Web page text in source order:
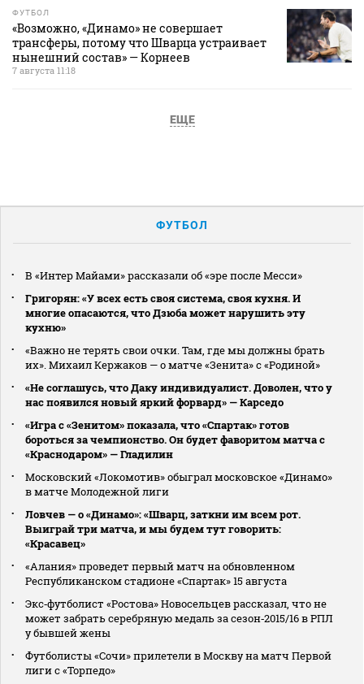
ФУТБОЛ
«Возможно, «Динамо» не совершает
трансферы, потому что Шварца устраивает
нынешний состав» — Корнеев
7 августа 11:18
ЕЩЕ
ФУТБОЛ
В «Интер Майами» рассказали об «эре после Месси»
Григорян: «У всех есть своя система, своя кухня. И
многие опасаются, что Дзюба может нарушить эту
кухню»
«Важно не терять свои очки. Там, где мы должны брать
их». Михаил Кержаков — о матче «Зенита» с «Родиной»
«Не соглашусь, что Даку индивидуалист. Доволен, что у
нас появился новый яркий форвард» — Карседо
«Игра с «Зенитом» показала, что «Спартак» готов
бороться за чемпионство. Он будет фаворитом матча с
«Краснодаром» — Гладилин
Московский «Локомотив» обыграл московское «Динамо»
в матче Молодежной лиги
Ловчев — о «Динамо»: «Шварц, заткни им всем рот.
Выиграй три матча, и мы будем тут говорить:
«Красавец»
«Алания» проведет первый матч на обновленном
Республиканском стадионе «Спартак» 15 августа
Экс‑футболист «Ростова» Новосельцев рассказал, что не
может забрать серебряную медаль за сезон‑2015/16 в РПЛ
у бывшей жены
Футболисты «Сочи» прилетели в Москву на матч Первой
лиги с «Торпедо»